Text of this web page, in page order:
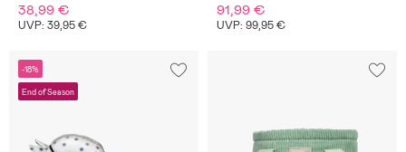
38,99 €
UVP: 39,95 €
91,99 €
UVP: 99,95 €
-18%
End of Season